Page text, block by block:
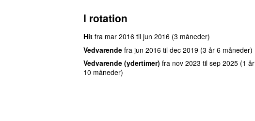
I rotation
Hit fra mar 2016 til jun 2016 (3 måneder)
Vedvarende fra jun 2016 til dec 2019 (3 år 6 måneder)
Vedvarende (ydertimer) fra nov 2023 til sep 2025 (1 år
10 måneder)